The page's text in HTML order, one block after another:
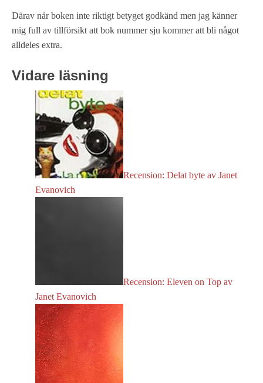
Därav når boken inte riktigt betyget godkänd men jag känner
mig full av tillförsikt att bok nummer sju kommer att bli något
alldeles extra.
Vidare läsning
Recension: Delat byte av Janet
Evanovich
Recension: Eleven on Top av
Janet Evanovich